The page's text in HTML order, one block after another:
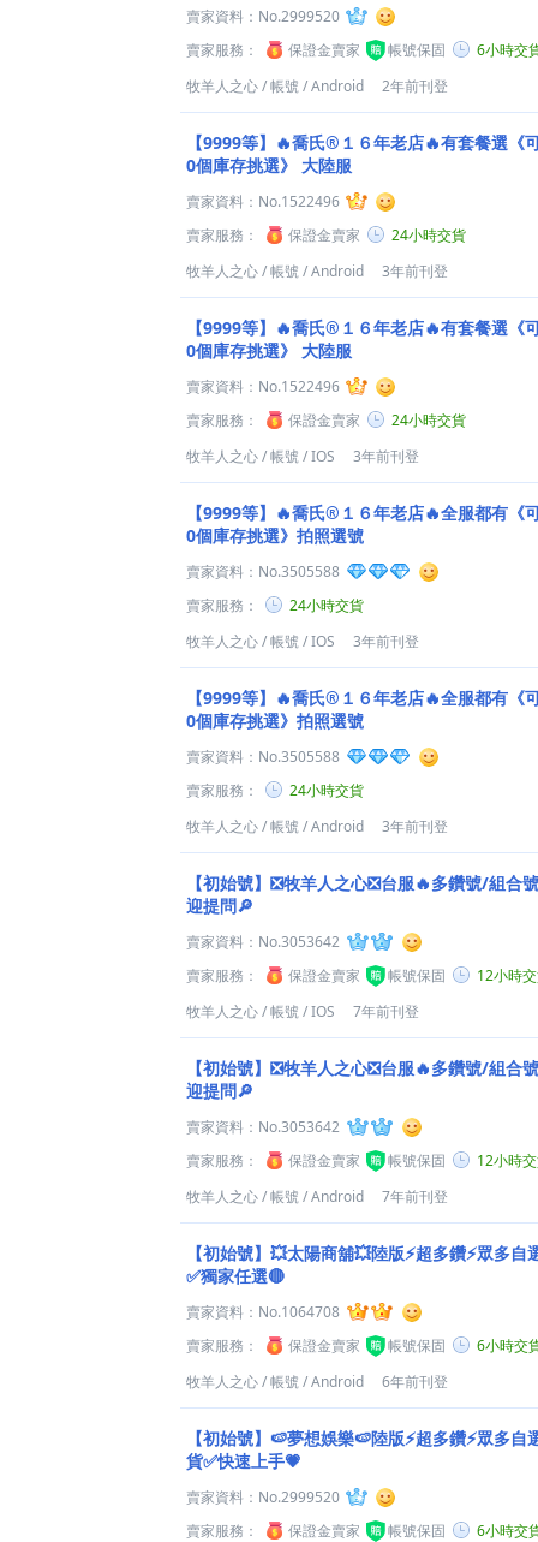
賣家資料： No.2999520
賣家服務：
保證金賣家 帳號保固
6小時交
牧羊人之心/帳號/Android 2年前刊登
【9999等】🔥喬氏®１６年老店🔥有套餐選《
0個庫存挑選》 大陸服
賣家資料： No.1522496
賣家服務：
保證金賣家
24小時交貨
牧羊人之心/帳號/Android 3年前刊登
【9999等】🔥喬氏®１６年老店🔥有套餐選《
0個庫存挑選》 大陸服
賣家資料： No.1522496
賣家服務：
保證金賣家
24小時交貨
牧羊人之心/帳號/IOS 3年前刊登
【9999等】🔥喬氏®１６年老店🔥全服都有《
0個庫存挑選》拍照選號
賣家資料： No.3505588
賣家服務：
24小時交貨
牧羊人之心/帳號/IOS 3年前刊登
【9999等】🔥喬氏®１６年老店🔥全服都有《
0個庫存挑選》拍照選號
賣家資料： No.3505588
賣家服務：
24小時交貨
牧羊人之心/帳號/Android 3年前刊登
【初始號】❎牧羊人之心❎台服🔥多鑽號/組合
迎提問🔎
賣家資料： No.3053642
賣家服務：
保證金賣家 帳號保固
12小時
牧羊人之心/帳號/IOS 7年前刊登
【初始號】❎牧羊人之心❎台服🔥多鑽號/組合
迎提問🔎
賣家資料： No.3053642
賣家服務：
保證金賣家 帳號保固
12小時
牧羊人之心/帳號/Android 7年前刊登
【初始號】💥太陽商舖💥陸版⚡超多鑽⚡眾多
✅獨家任選🔴
賣家資料： No.1064708
賣家服務：
保證金賣家 帳號保固
6小時交
牧羊人之心/帳號/Android 6年前刊登
【初始號】🍉夢想娛樂🍉陸版⚡超多鑽⚡眾多
貨✅快速上手💗
賣家資料： No.2999520
賣家服務：
保證金賣家 帳號保固
6小時交